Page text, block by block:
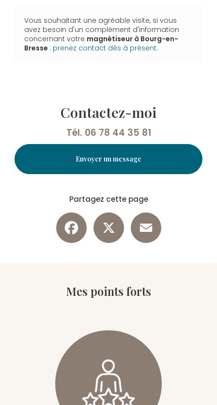
Vous souhaitant une agréable visite, si vous
avez besoin d'un complément d'information
concernant votre magnétiseur à Bourg-en-
Bresse : prenez contact dès à présent.
Contactez-moi
Tél. 06 78 44 35 81
Envoyer un message
Partagez cette page
Facebook
Mes points forts